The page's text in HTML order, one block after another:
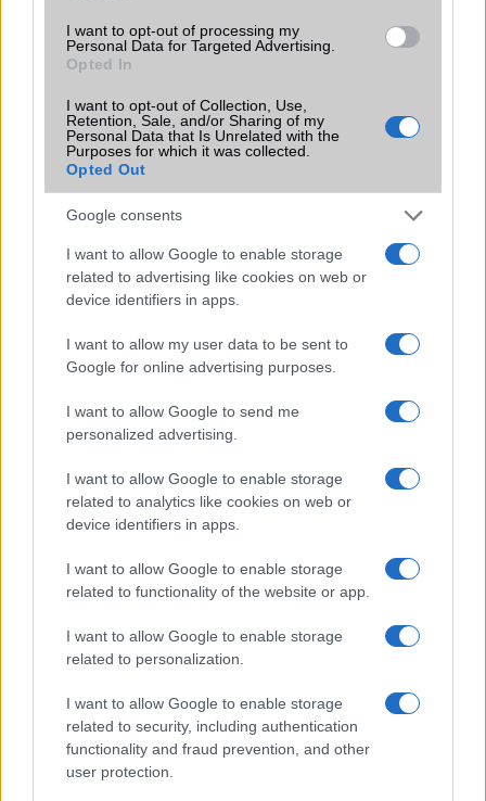
I want to opt-out of processing my
Personal Data for Targeted Advertising.
Opted In
I want to opt-out of Collection, Use,
Retention, Sale, and/or Sharing of my
Personal Data that Is Unrelated with the
Purposes for which it was collected.
Opted Out
Google consents
I want to allow Google to enable storage
related to advertising like cookies on web or
device identifiers in apps.
I want to allow my user data to be sent to
Google for online advertising purposes.
I want to allow Google to send me
personalized advertising.
I want to allow Google to enable storage
related to analytics like cookies on web or
device identifiers in apps.
I want to allow Google to enable storage
related to functionality of the website or app.
I want to allow Google to enable storage
related to personalization.
I want to allow Google to enable storage
related to security, including authentication
functionality and fraud prevention, and other
user protection.
azonban több korábbi csúcskategóriás és középkategóriás
Galaxy készülék számára ez lesz az út vége.
iPhone 18 bemutató dátum - ekkor
rántja le a leplet az Apple az új
csúcsmobilokról
2026.06.29
A szeptemberi eseményen az iPhone 18 Pro modellek
mellett a régóta pletykált hajlítható iPhone Ultra is
találgatások továbbra is beárnyékolják a rajtot.
Az Android rejtett automatizmusai: hat
meg a mindennapokat
2026.06.14| Android Police
Sok felhasználó külön alkalmazásokra esküszik, pedig az
Android már évek óta olyan intelligens funkciókat kínál,
amelyek maguktól dolgoznak a háttérben.
Google Maps vs. Waze: A két
navigációs óriás küzdelme a
telefonunkon
2026.08.09| Android Police
Bár a Google mindkét alkalmazást birtokolja, még mindig
KAPCSOLÓDÓ HÍREK